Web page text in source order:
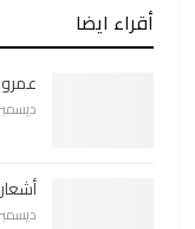
أقراء ايضا
ديسمبر 30,
ديسمبر 29,